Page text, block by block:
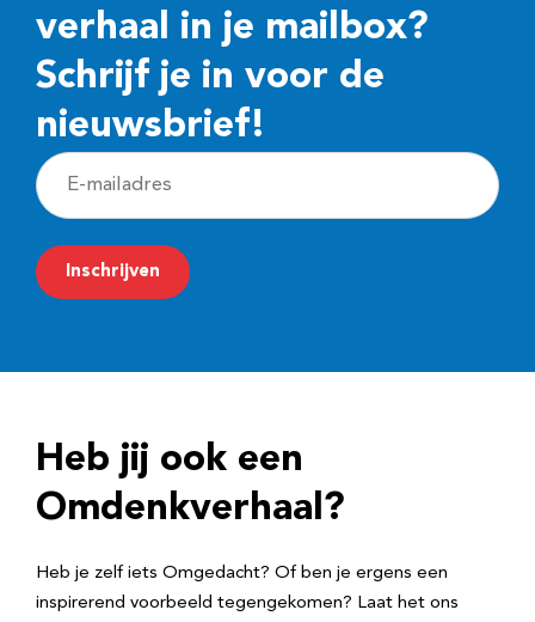
verhaal in je mailbox?
Schrijf je in voor de
nieuwsbrief!
E
-
m
a
r
e
Inschrijven
Heb jij ook een
Omdenkverhaal?
Heb je zelf iets Omgedacht? Of ben je ergens een
inspirerend voorbeeld tegengekomen? Laat het ons